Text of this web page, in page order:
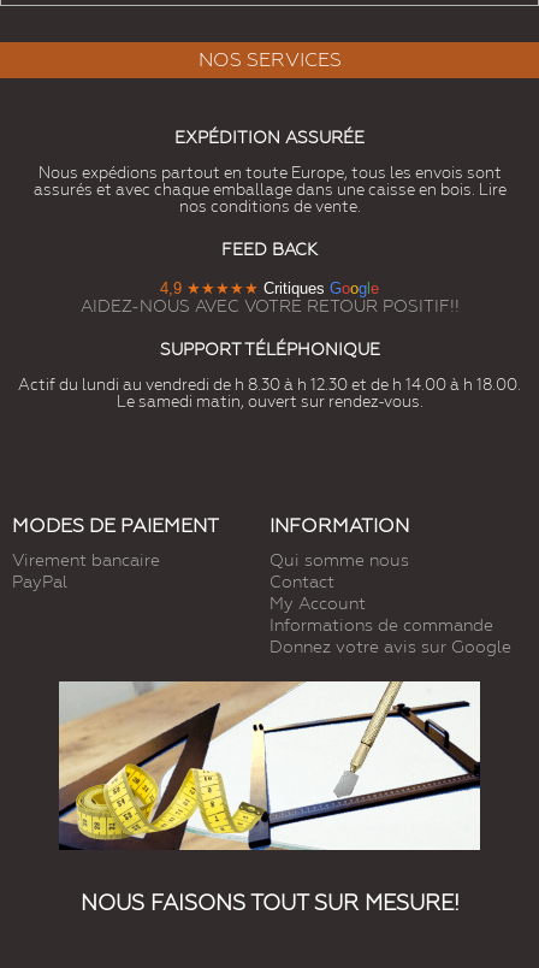
NOS SERVICES
EXPÉDITION ASSURÉE
Nous expédions partout en toute Europe, tous les envois sont
assurés et avec chaque emballage dans une caisse en bois. Lire
nos conditions de vente.
FEED BACK
4,9 ★★★★★ Critiques Goog e
AIDEZ-NOUS AVEC VOTRE RETOUR POSITIF!!
SUPPORT TÉLÉPHONIQUE
Actif du lundi au vendredi de h 8.30 à h 12.30 et de h 14.00 à h 18.00.
Le samedi matin, ouvert sur rendez-vous.
MODES DE PAIEMENT
Virement bancaire
PayPal
INFORMATION
Qui somme nous
Contact
My Account
Informations de commande
Donnez votre avis sur Google
NOUS FAISONS TOUT SUR MESURE!